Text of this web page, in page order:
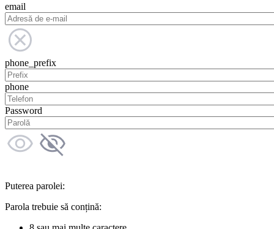
email
phone_prefix
phone
Password
Puterea parolei:
Parola trebuie să conțină: